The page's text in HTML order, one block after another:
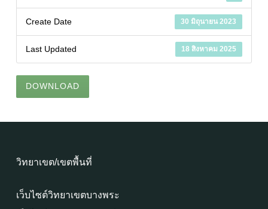
30 มิถุนายน 2023
Create Date
18 สิงหาคม 2025
Last Updated
DOWNLOAD
วิทยาเขต/เขตพื้นที่
เว็บไซต์วิทยาเขตบางพระ